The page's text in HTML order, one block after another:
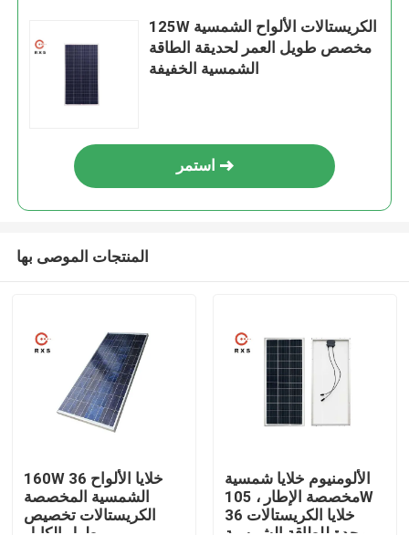
125W الكريستالات الألواح الشمسية
مخصص طويل العمر لحديقة الطاقة
الشمسية الخفيفة
استمر
المنتجات الموصى بها
160W 36 خلايا الألواح
الشمسية المخصصة
الكريستالات تخصيص
الألومنيوم خلايا شمسية
مخصصة الإطار ، 105W
36 خلايا الكريستالات